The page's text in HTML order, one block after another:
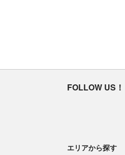
FOLLOW US！
エリアから探す